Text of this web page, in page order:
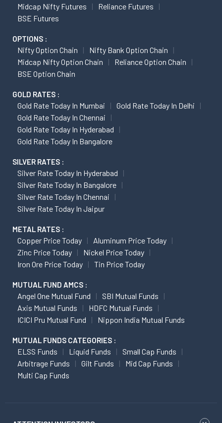
Midcap Nifty Futures
Reliance Futures
BSE Futures
OPTIONS :
Nifty Option Chain
Nifty Bank Option Chain
Midcap Nifty Option Chain
Reliance Option Chain
BSE Option Chain
GOLD RATES :
Gold Rate Today In Mumbai
Gold Rate Today In Delhi
Gold Rate Today In Chennai
Gold Rate Today In Hyderabad
Gold Rate Today In Bangalore
SILVER RATES :
Silver Rate Today In Hyderabad
Silver Rate Today In Bangalore
Silver Rate Today In Chennai
Silver Rate Today In Jaipur
METAL RATES :
Copper Price Today
Aluminum Price Today
Zinc Price Today
Nickel Price Today
Iron Ore Price Today
Tin Price Today
MUTUAL FUND AMCS :
Angel One Mutual Fund
SBI Mutual Funds
Axis Mutual Funds
HDFC Mutual Funds
ICICI Pru Mutual Fund
Nippon India Mutual Funds
MUTUAL FUNDS CATEGORIES :
ELSS Funds Liquid Funds
Small Cap Funds
Arbitrage Funds
Gilt Funds
Mid Cap Funds
Multi Cap Funds